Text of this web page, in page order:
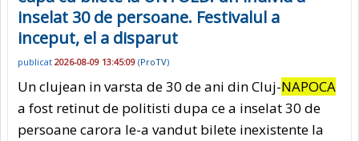
inselat 30 de persoane. Festivalul a
inceput, el a disparut
publicat 2026-08-09 13:45:09 (ProTV)
Un clujean in varsta de 30 de ani din Cluj-NAPOCA
a fost retinut de politisti dupa ce a inselat 30 de
persoane carora le-a vandut bilete inexistente la